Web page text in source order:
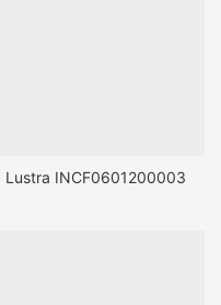
Lustra INCF0601200003